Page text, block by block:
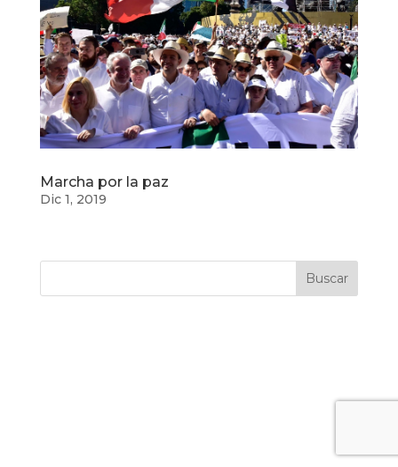
Marcha por la paz
Dic 1, 2019